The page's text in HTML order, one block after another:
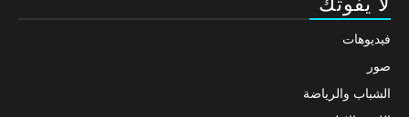
فيديوهات
صور
الشباب والرياضة